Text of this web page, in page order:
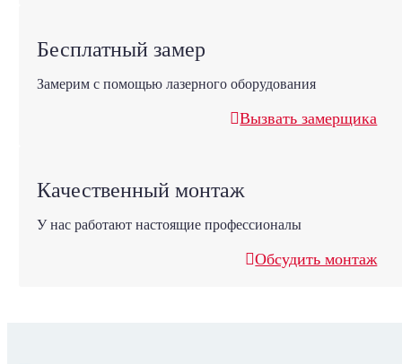
Бесплатный замер
Замерим с помощью лазерного оборудования
Вызвать замерщика
Качественный монтаж
У нас работают настоящие профессионалы
Обсудить монтаж